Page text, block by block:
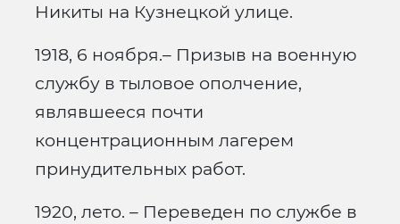
Никиты на Кузнецкой улице.
1918, 6 ноября.– Призыв на военную
службу в тыловое ополчение,
являвшееся почти
концентрационным лагерем
принудительных работ.
1920, лето. – Переведен по службе в